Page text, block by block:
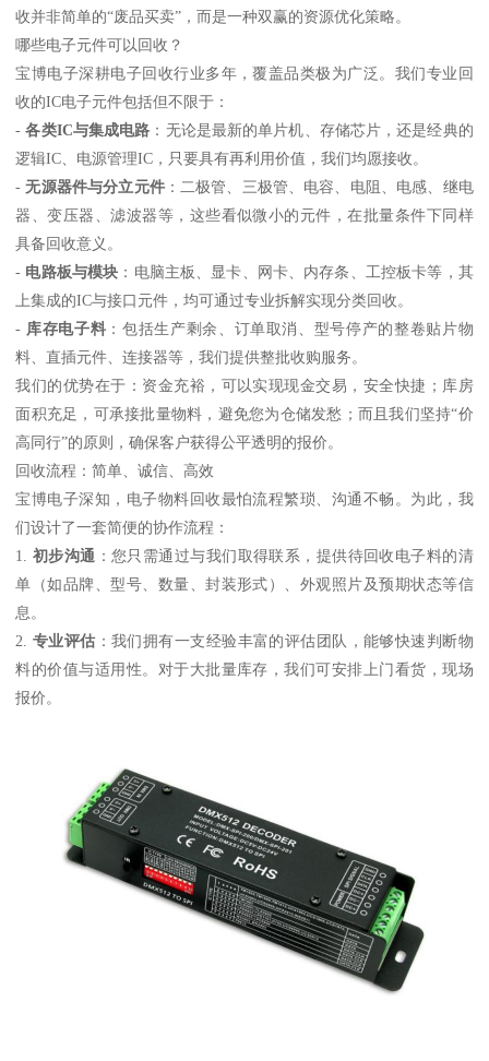
收并非简单的“废品买卖”，而是一种双赢的资源优化策略。
哪些电子元件可以回收？
宝博电子深耕电子回收行业多年，覆盖品类极为广泛。我们专业回
收的IC电子元件包括但不限于：
-各类IC与集成电路 ：无论是最新的单片机、存储芯片，还是经典的
逻辑IC、电源管理IC，只要具有再利用价值，我们均愿接收。
-无源器件与分立元件：二极管、三极管、电容、电阻、电感、继电
器、变压器、滤波器等，这些看似微小的元件，在批量条件下同样
具备回收意义。
- 电路板与模块 ：电脑主板、显卡、网卡、内存条、工控板卡等，其
上集成的IC与接口元件，均可通过专业拆解实现分类回收。
- 库存电子料 ：包括生产剩余、订单取消、型号停产的整卷贴片物
料、直插元件、连接器等，我们提供整批收购服务。
我们的优势在于：资金充裕，可以实现现金交易，安全快捷；库房
面积充足，可承接批量物料，避免您为仓储发愁；而且我们坚持“价
高同行”的原则，确保客户获得公平透明的报价。
回收流程：简单、诚信、高效
宝博电子深知，电子物料回收最怕流程繁琐、沟通不畅。为此，我
们设计了一套简便的协作流程：
1. 初步沟通 ：您只需通过与我们取得联系，提供待回收电子料的清
单（如品牌、型号、数量、封装形式）、外观照片及预期状态等信
息。
2. 专业评估 ：我们拥有一支经验丰富的评估团队，能够快速判断物
料的价值与适用性。对于大批量库存，我们可安排上门看货，现场
报价。